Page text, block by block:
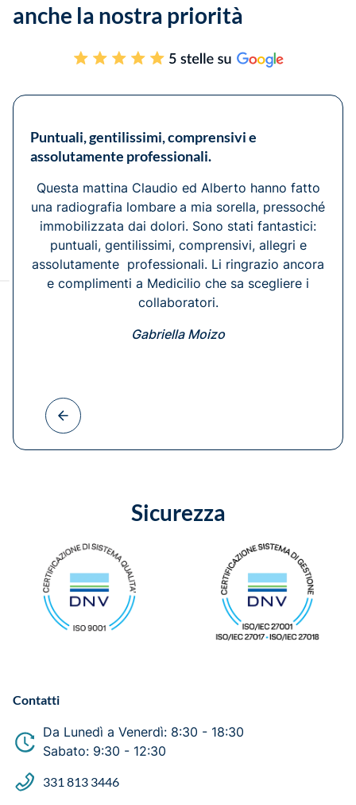
anche la nostra priorità
Puntuali, gentilissimi, comprensivi e
assolutamente professionali.
Questa mattina Claudio ed Alberto hanno fatto
una radiografia lombare a mia sorella, pressoché
immobilizzata dai dolori. Sono stati fantastici:
puntuali, gentilissimi, comprensivi, allegri e
assolutamente professionali. Li ringrazio ancora
e complimenti a Medicilio che sa scegliere i
collaboratori.
Gabriella Moizo
Sicurezza
Contatti
Da Lunedì a Venerdì: 8:30 - 18:30
Sabato: 9:30 - 12:30
331 813 3446